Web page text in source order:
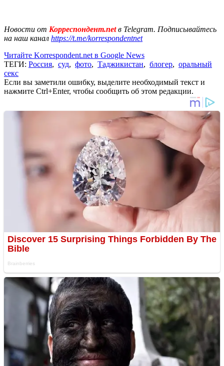
Новости от Корреспондент.netв Telegram. Подписывайтесь
на наш канал https://t.me/korrespondentnet
Читайте Korrespondent.net в Google News
ТЕГИ: Россия, суд, фото, Таджикистан, блогер, оральный
секс
Если вы заметили ошибку, выделите необходимый текст и
нажмите Ctrl+Enter, чтобы сообщить об этом редакции.